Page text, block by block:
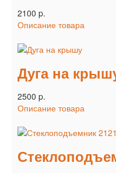
2100 p.
Описание товара
Дуга на
2500 p.
Описание товара